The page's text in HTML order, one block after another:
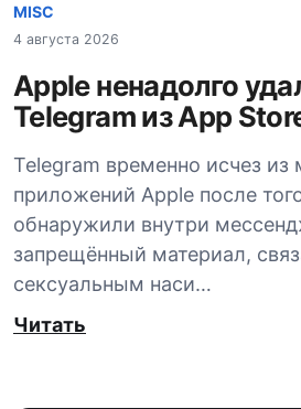
MISC
4 августа 2026
Apple ненадолго
Telegram из App
Telegram временно исчез из
приложений Apple после
обнаружили внутри
запрещённый материал,
сексуальным наси…
Читать